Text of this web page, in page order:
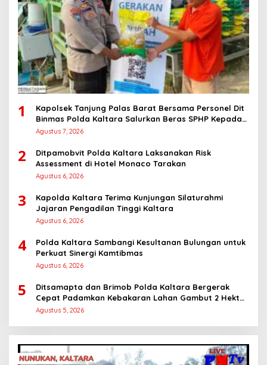
1
Kapolsek Tanjung Palas Barat Bersama Personel Dit
Binmas Polda Kaltara Salurkan Beras SPHP Kepada
Masyarakat
Agustus 7, 2026
2
Ditpamobvit Polda Kaltara Laksanakan Risk
Assessment di Hotel Monaco Tarakan
Agustus 6, 2026
3
Kapolda Kaltara Terima Kunjungan Silaturahmi
Jajaran Pengadilan Tinggi Kaltara
Agustus 6, 2026
4
Polda Kaltara Sambangi Kesultanan Bulungan untuk
Perkuat Sinergi Kamtibmas
Agustus 6, 2026
5
Ditsamapta dan Brimob Polda Kaltara Bergerak
Cepat Padamkan Kebakaran Lahan Gambut 2 Hektar
di Bulungan
Agustus 5, 2026